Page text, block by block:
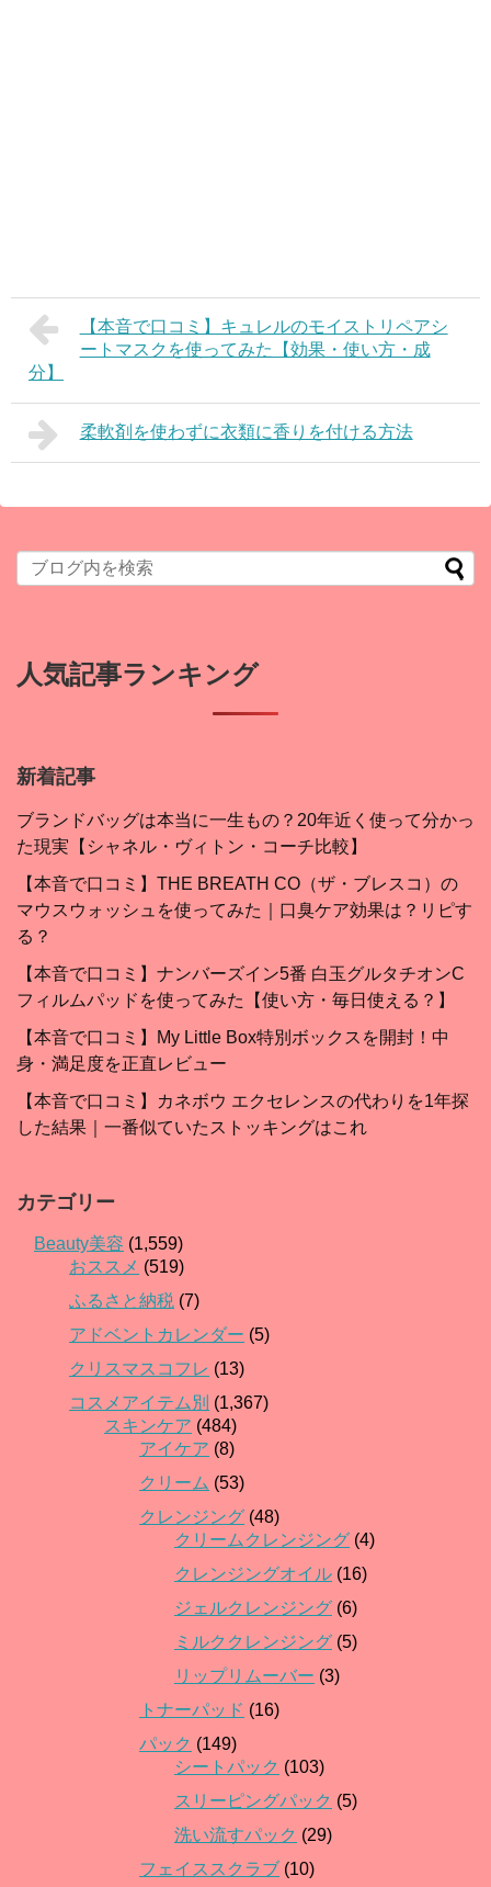
【本音で口コミ】キュレルのモイストリペアシ
ートマスクを使ってみた【効果・使い方・成
分】
柔軟剤を使わずに衣類に香りを付ける方法
人気記事ランキング
新着記事
ブランドバッグは本当に一生もの？20年近く使って分かっ
た現実【シャネル・ヴィトン・コーチ比較】
【本音で口コミ】THE BREATH CO（ザ・ブレスコ）の
マウスウォッシュを使ってみた｜口臭ケア効果は？リピす
る？
【本音で口コミ】ナンバーズイン5番 白玉グルタチオンC
フィルムパッドを使ってみた【使い方・毎日使える？】
【本音で口コミ】My Little Box特別ボックスを開封！中
身・満足度を正直レビュー
【本音で口コミ】カネボウ エクセレンスの代わりを1年探
した結果｜一番似ていたストッキングはこれ
カテゴリー
Beauty美容 (1,559)
おススメ (519)
ふるさと納税 (7)
アドベントカレンダー (5)
クリスマスコフレ (13)
コスメアイテム別 (1,367)
スキンケア (484)
アイケア (8)
クリーム (53)
クレンジング (48)
クリームクレンジング (4)
クレンジングオイル (16)
ジェルクレンジング (6)
ミルククレンジング (5)
リップリムーバー (3)
トナーパッド (16)
パック (149)
シートパック (103)
スリーピングパック (5)
洗い流すパック (29)
フェイススクラブ (10)